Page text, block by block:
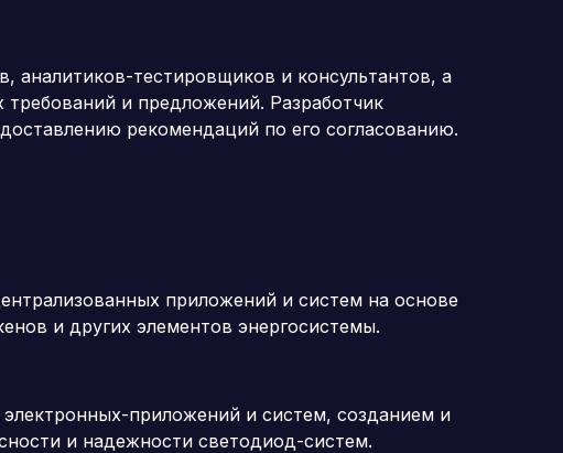
аналитиков-тестировщиков и консультантов, а
и предложений. Разработчик
рекомендаций по его согласованию.
приложений и систем на основе
и других элементов энергосистемы.
приложений и систем, созданием и
и надежности светодиод-систем.